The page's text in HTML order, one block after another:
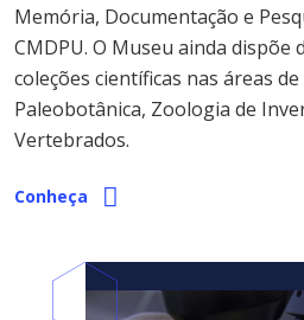
Memória, Documentação e
CMDPU. O Museu ainda dispõe
coleções científicas nas áreas
Paleobotânica, Zoologia de
Vertebrados.
Conheça